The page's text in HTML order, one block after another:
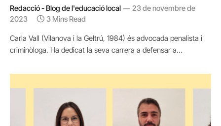
Redacció - Blog de l'educació local
23 de novembre de
2023
3 Mins Read
Carla Vall (Vilanova i la Geltrú, 1984) és advocada penalista i
criminòloga. Ha dedicat la seva carrera a defensar a…